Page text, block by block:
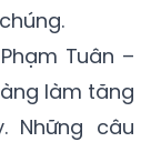
Tuân –
làm tăng
Những câu